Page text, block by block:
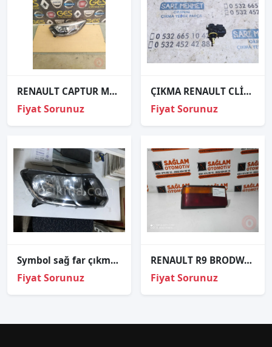
RENAULT CAPTUR MERCEKLİ SOL ÖN FAR ORJINAL ÇIKMA PARÇA
Fiyat Sorunuz
ÇIKMA RENAULT CLİO 4 FAR AYAR MOTORU 260C66164RA
Fiyat Sorunuz
Symbol sağ far çıkma ORJİNAL
Fiyat Sorunuz
RENAULT R9 BRODWAY 83-96 ÇIKMA SOL ARKA STOP
Fiyat Sorunuz